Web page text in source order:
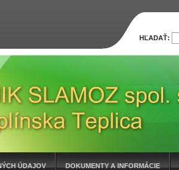
ÚDAJOV DOKUMENTY A INFORMÁCIE
HĽADAŤ: